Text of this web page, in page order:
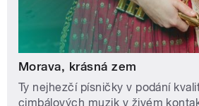
Morava, krásná zem
Ty nejhezčí písničky v podání
cimbálových muzik v živém